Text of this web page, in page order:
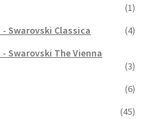
(1)
Swarovski Classica
(4)
Swarovski The Vienna
(3)
(6)
(45)